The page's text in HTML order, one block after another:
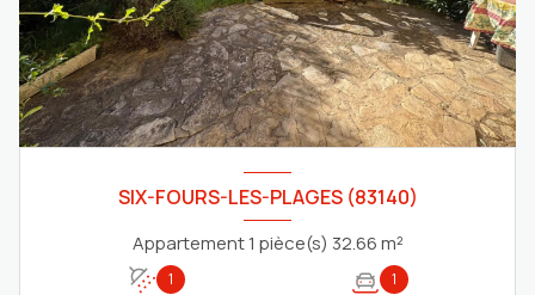
SIX-FOURS-LES-PLAGES (83140)
Appartement 1 pièce(s) 32.66 m²
1 1